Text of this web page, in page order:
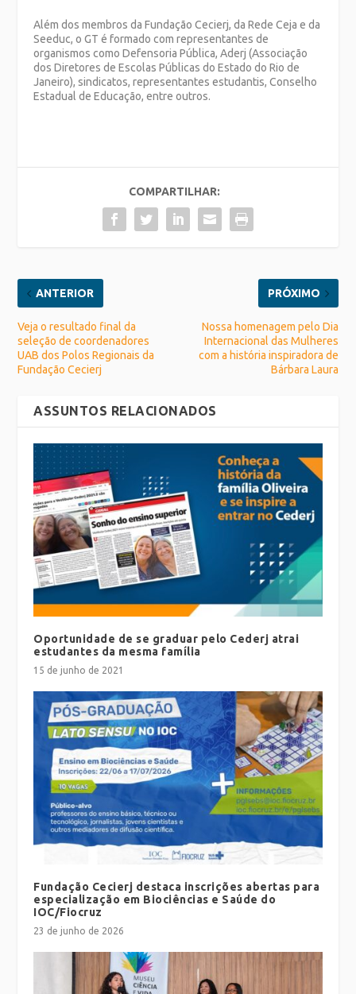
Além dos membros da Fundação Cecierj, da Rede Ceja e da
Seeduc, o GT é formado com representantes de
organismos como Defensoria Pública, Aderj (Associação
dos Diretores de Escolas Públicas do Estado do Rio de
Janeiro), sindicatos, representantes estudantis, Conselho
Estadual de Educação, entre outros.
COMPARTILHAR:
ANTERIOR
Veja o resultado final da
seleção de coordenadores
UAB dos Polos Regionais da
Fundação Cecierj
PRÓXIMO
Nossa homenagem pelo Dia
Internacional das Mulheres
com a história inspiradora de
Bárbara Laura
ASSUNTOS RELACIONADOS
Oportunidade de se graduar pelo Cederj atrai
estudantes da mesma família
15 de junho de 2021
Fundação Cecierj destaca inscrições abertas para
especialização em Biociências e Saúde do
IOC/Fiocruz
23 de junho de 2026